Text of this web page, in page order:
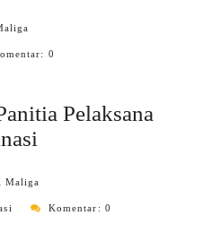
0
Pelaksana
Maliga
Komentar: 0